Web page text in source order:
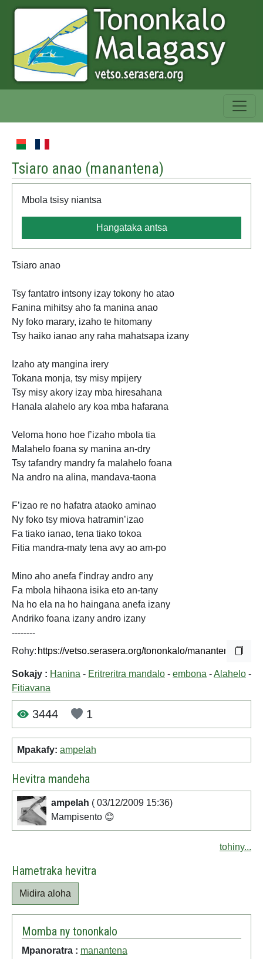
Tsiaro anao (manantena)
Mbola tsisy niantsa
Hangataka antsa
Tsiaro anao
Tsy fantatro intsony izay tokony ho atao
Fanina mihitsy aho fa manina anao
Ny foko marary, izaho te hitomany
Tsy haiko ianao any raha mahatsapa izany
Izaho aty mangina irery
Tokana monja, tsy misy mpijery
Tsy misy akory izay mba hiresahana
Hanala alahelo ary koa mba hafarana
Veloma hono hoe f’izaho mbola tia
Malahelo foana sy manina an-dry
Tsy tafandry mandry fa malahelo foana
Na andro na alina, mandava-taona
F’izao re no hafatra ataoko aminao
Ny foko tsy miova hatramin’izao
Fa tiako ianao, tena tiako tokoa
Fitia mandra-maty tena avy ao am-po
Mino aho anefa f’indray andro any
Fa mbola hihaona isika eto an-tany
Na ho ela na ho haingana anefa izany
Andriko foana izany andro izany
--------
Rohy:
Sokajy : Hanina - Eritreritra mandalo - embona -Alahelo -
Fitiavana
3444 1
Mpakafy: ampelah
Hevitra mandeha
ampelah ( 03/12/2009 15:36)
Mampisento 😊
tohiny...
Hametraka hevitra
Midira aloha
Momba ny tononkalo
Mpanoratra : manantena